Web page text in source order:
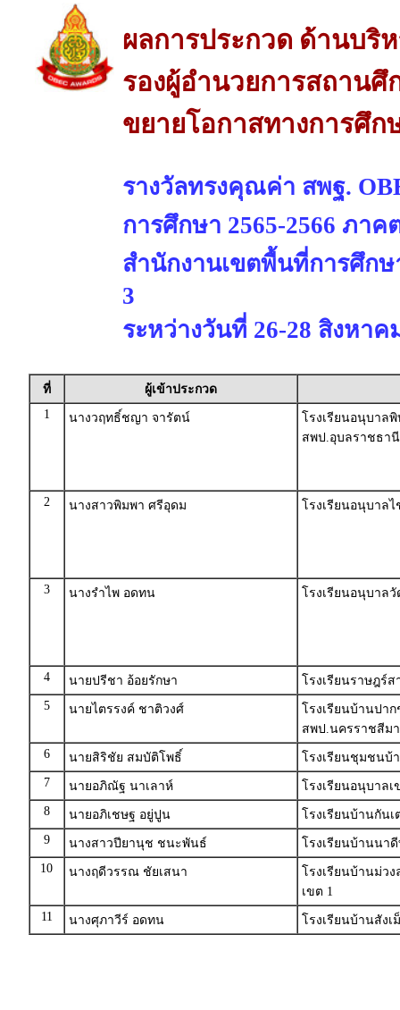
ผลการประกวด ด้านบริ
รองผู้อำนวยการสถานศึ
ขยายโอกาสทางการศึก
รางวัลทรงคุณค่า สพฐ.
การศึกษา 2565-2566 ภาค
สำนักงานเขตพื้นที่การศึก
3
ระหว่างวันที่ 26-28 สิงหาค
ที่
ผู้เข้าประกวด
1
นางวฤทธิ์ชญา จารัตน์
โรงเรียนอนุบาล
สพป.อุบลราชธานี
2 นางสาวพิมพา ศรีอุดม โรงเรียนอนุบาล
3 นางรำไพ อดทน โรงเรียนอนุบาล
4 นายปรีชา อ้อยรักษา
โรงเรียนราษฎร์
5
นายไตรรงค์ ชาติวงศ์
โรงเรียนบ้านปา
สพป.นครราชสีมา
6
นายสิริชัย สมบัติโพธิ์
โรงเรียนชุมชนบ้
7
นายอภิณัฐ นาเลาห์
โรงเรียนอนุบาล
8
นายอภิเชษฐ อยู่ปูน
โรงเรียนบ้านกัน
9
นางสาวปียานุช ชนะพันธ์
โรงเรียนบ้านนา
10
นางฤดีวรรณ ชัยเสนา
โรงเรียนบ้านม่ว
เขต 1
11
นางศุภาวีร์ อดทน โรงเรียนบ้านสังเ